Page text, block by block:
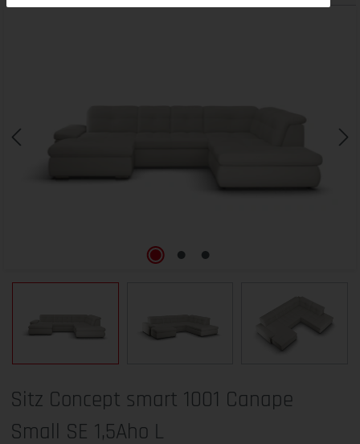
Sitz Concept smart 1001 Canape
Small SE 1,5Aho L